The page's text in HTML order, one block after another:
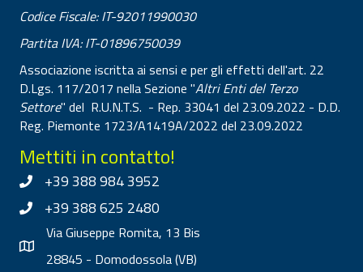
Codice Fiscale: IT-92011990030
Partita IVA: IT-01896750039
Associazione iscritta ai sensi e per gli effetti dell'art. 22
D.Lgs. 117/2017 nella Sezione "Altri Enti del Terzo
Settore" del R.U.N.T.S. - Rep. 33041 del 23.09.2022 - D.D.
Reg. Piemonte 1723/A1419A/2022 del 23.09.2022
Mettiti in contatto!
+39 388 984 3952
+39 388 625 2480
Via Giuseppe Romita, 13 Bis
28845 - Domodossola (VB)